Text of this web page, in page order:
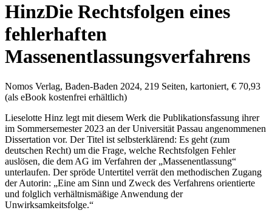
HinzDie Rechtsfolgen eines
fehlerhaften
Massenentlassungsverfahrens
Nomos Verlag, Baden-Baden 2024, 219 Seiten, kartoniert, € 70,93
(als eBook kostenfrei erhältlich)
Lieselotte Hinz legt mit diesem Werk die Publikationsfassung ihrer
im Sommersemester 2023 an der Universität Passau angenommenen
Dissertation vor. Der Titel ist selbsterklärend: Es geht (zum
deutschen Recht) um die Frage, welche Rechtsfolgen Fehler
auslösen, die dem AG im Verfahren der „Massenentlassung“
unterlaufen. Der spröde Untertitel verrät den methodischen Zugang
der Autorin: „Eine am Sinn und Zweck des Verfahrens orientierte
und folglich verhältnismäßige Anwendung der
Unwirksamkeitsfolge.“